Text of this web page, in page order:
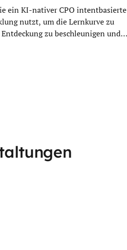
ein KI-nativer CPO intentbasierte
nutzt, um die Lernkurve zu
zu beschleunigen und